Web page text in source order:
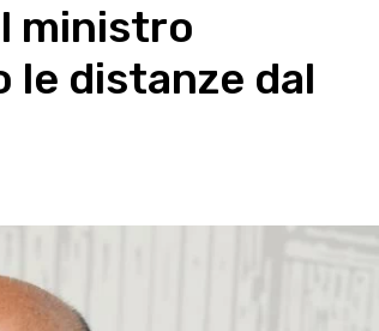
ministro
le distanze dal